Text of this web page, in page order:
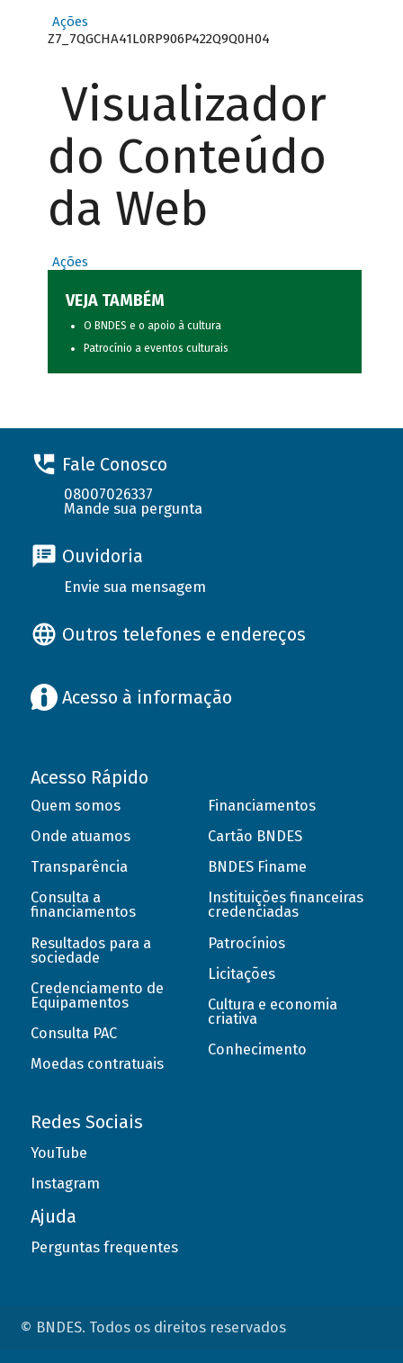
Ações
Z7_7QGCHA41L0RP906P422Q9Q0H04
Visualizador
do Conteúdo
da Web
Ações
VEJA TAMBÉM
O BNDES e o apoio à cultura
Patrocínio a eventos culturais
Fale Conosco
08007026337
Mande sua pergunta
Ouvidoria
Envie sua mensagem
Outros telefones e endereços
Acesso à informação
Acesso Rápido
Quem somos
Onde atuamos
Transparência
Consulta a
financiamentos
Resultados para a
sociedade
Credenciamento de
Equipamentos
Consulta PAC
Moedas contratuais
Financiamentos
Cartão BNDES
BNDES Finame
Instituições financeiras
credenciadas
Patrocínios
Licitações
Cultura e economia
criativa
Conhecimento
Redes Sociais
YouTube
Instagram
Ajuda
Perguntas frequentes
© BNDES. Todos os direitos reservados